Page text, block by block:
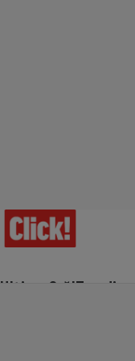
Ultima Oră!Trending